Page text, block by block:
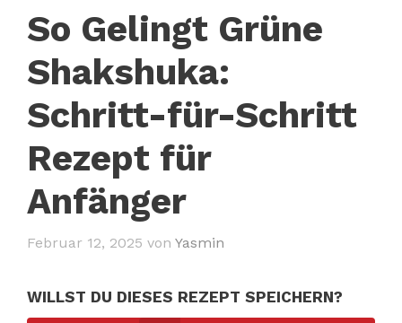
So Gelingt Grüne
Shakshuka:
Schritt-für-Schritt
Rezept für
Anfänger
Februar 12, 2025 vonYasmin
WILLST DU DIESES REZEPT SPEICHERN?